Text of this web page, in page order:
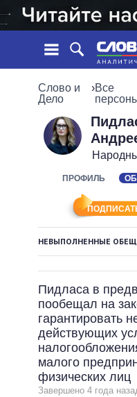
ЛЕНТА
СОБЫТИЯ
МНЕНИЯ
ОБЗОРЫ
ДАЙДЖЕСТЫ
ВСЕ ПОЛИТИКИ
ПРЕЗИДЕНТ И
ВЕРХОВНАЯ
КАБИНЕТ
ВСЕ ПЕРСОНЫ
Слово и
Дело
›Все
ПРОФИЛЬ
НЕВЫПОЛНЕННЫЕ
Пидласа в
пообещал на
гарантировать
действующих
малого
физических лиц
Завершено 4 года